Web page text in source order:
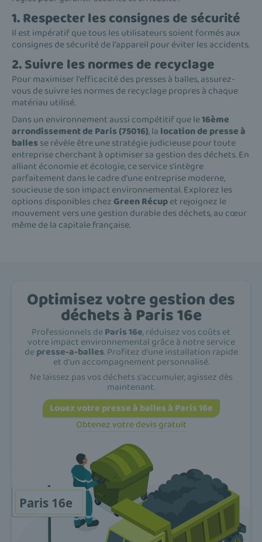
1. Respecter les consignes de sécurité
Il est impératif que tous les utilisateurs soient formés aux
consignes de sécurité de l'appareil pour éviter les accidents.
2. Suivre les normes de recyclage
Pour maximiser l'efficacité des presses à balles, assurez-
vous de suivre les normes de recyclage propres à chaque
matériau utilisé.
Dans un environnement aussi compétitif que le16ème
arrondissement de Paris (75016), la location de presse à
balles se révèle être une stratégie judicieuse pour toute
entreprise cherchant à optimiser sa gestion des déchets. En
alliant économie et écologie, ce service s’intègre
parfaitement dans le cadre d’une entreprise moderne,
soucieuse de son impact environnemental. Explorez les
options disponibles chezGreen Récupet rejoignez le
mouvement vers une gestion durable des déchets, au cœur
même de la capitale française.
Optimisez votre gestion des
déchets à Paris 16e
Professionnels deParis 16e, réduisez vos coûts et
votre impact environnemental grâce à notre service
depresse-a-balles. Profitez d'une installation rapide
et d'un accompagnement personnalisé.
Ne laissez pas vos déchets s'accumuler, agissez dès
maintenant.
Louez votre presse à balles à Paris 16e
Obtenez votre devis gratuit